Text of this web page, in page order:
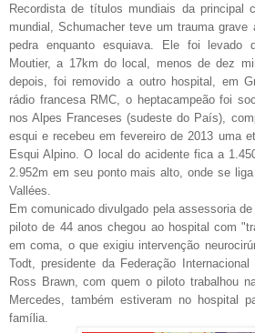
Recordista de títulos mundiais da principal
mundial, Schumacher teve um trauma
pedra enquanto esquiava. Ele foi levado
Moutier, a 17km do local, menos de dez
depois, foi removido a outro hospital, em
rádio francesa RMC, o heptacampeão foi
nos Alpes Franceses (sudeste do País),
esqui e recebeu em fevereiro de 2013 uma
Esqui Alpino. O local do acidente fica a
2.952m em seu ponto mais alto, onde se
Vallées.
Em comunicado divulgado pela assessoria
piloto de 44 anos chegou ao hospital com
em coma, o que exigiu intervenção
Todt, presidente da Federação
Ross Brawn, com quem o piloto trabalhou
Mercedes, também estiveram no hospital
família.